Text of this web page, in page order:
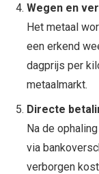
Wegen en
Het metaal
een erkend
dagprijs per
metaalmarkt.
Directe
Na de
via
verborgen